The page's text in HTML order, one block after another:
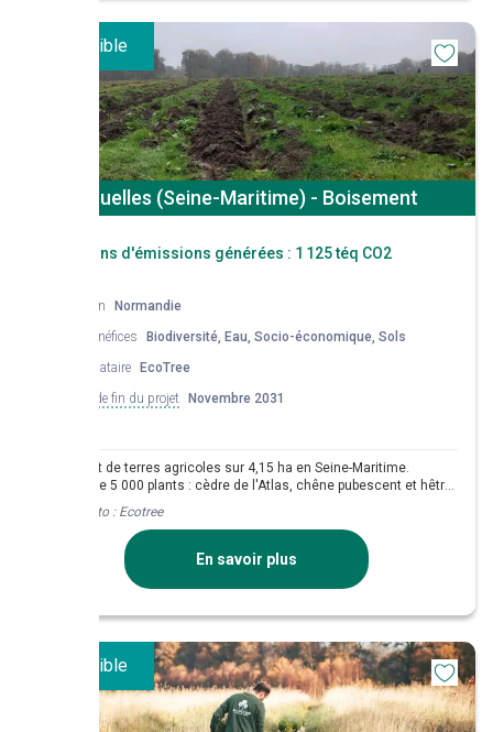
Disponible
Bouelles (Seine-Maritime) - Boisement
Réductions d'émissions générées : 1 125 téq CO2
Région
Normandie
Co-bénéfices
Biodiversité, Eau, Socio-économique, Sols
Mandataire
EcoTree
Date de fin du projet
Novembre 2031
Boisement de terres agricoles sur 4,15 ha en Seine-Maritime.
Mélange de 5 000 plants : cèdre de l'Atlas, chêne pubescent et hêtre
commun à parts égales.
Crédit photo : Ecotree
En savoir plus
Disponible